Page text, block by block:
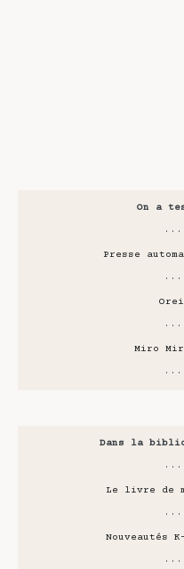
On a
Presse
Miro
Dans la
Le livre de
Nouveautés